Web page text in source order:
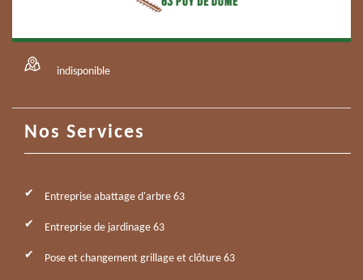
indisponible
Nos Services
Entreprise abattage d'arbre 63
Entreprise de jardinage 63
Pose et changement grillage et clôture 63